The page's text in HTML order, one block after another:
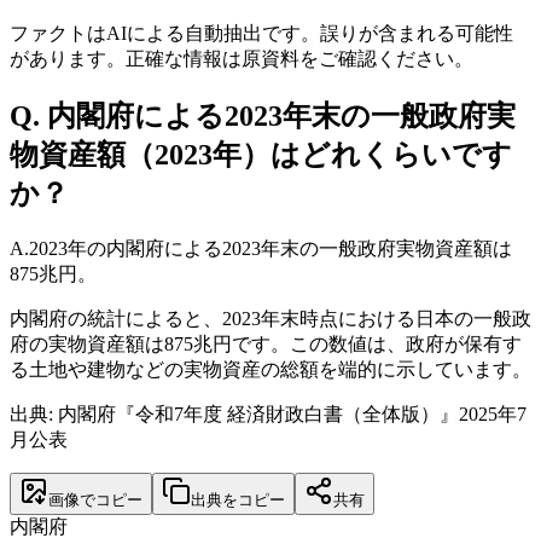
ファクトはAIによる自動抽出です。誤りが含まれる可能性
があります。正確な情報は原資料をご確認ください。
Q. 内閣府による2023年末の一般政府実
物資産額（2023年）はどれくらいです
か？
A.2023年の内閣府による2023年末の一般政府実物資産額は
875兆円。
内閣府の統計によると、2023年末時点における日本の一般政
府の実物資産額は875兆円です。この数値は、政府が保有す
る土地や建物などの実物資産の総額を端的に示しています。
出典: 内閣府『令和7年度 経済財政白書（全体版）』2025年7
月公表
画像でコピー 出典をコピー 共有
内閣府